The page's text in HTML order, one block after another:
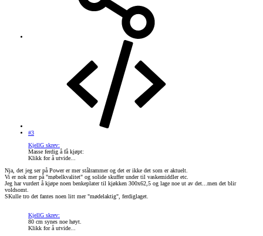
#3
KjellG skrev:
Masse ferdig å få kjøpt:
Klikk for å utvide...
Nja, det jeg ser på Power er mer stålrammer og det er ikke det som er aktuelt.
Vi er nok mer på "møbelkvalitet" og solide skuffer under til vaskemiddler etc.
Jeg har vurdert å kjøpe noen benkeplater til kjøkken 300x62,5 og lage noe ut av det...men det blir
voldsomt.
SKulle tro det fantes noen litt mer "mødelaktig", ferdiglaget.
KjellG skrev:
80 cm synes noe høyt.
Klikk for å utvide...